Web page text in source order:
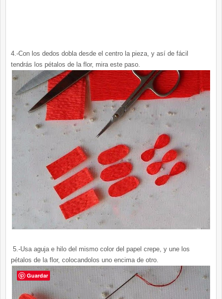
4.-Con los dedos dobla desde el centro la pieza, y así de fácil
tendrás los pétalos de la flor, mira este paso.
5.-Usa aguja e hilo del mismo color del papel crepe, y une los
pétalos de la flor, colocandolos uno encima de otro.
Guardar